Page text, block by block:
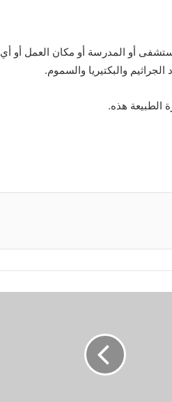
أو المدرسة أو مكان العمل أو أي
والبكتيريا والسموم.
هذه.